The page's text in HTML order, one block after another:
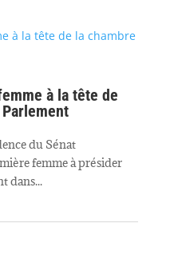
à la tête de
du Sénat
femme à présider
dans...